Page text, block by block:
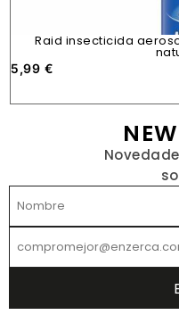
Raid insecticida
5,99 €